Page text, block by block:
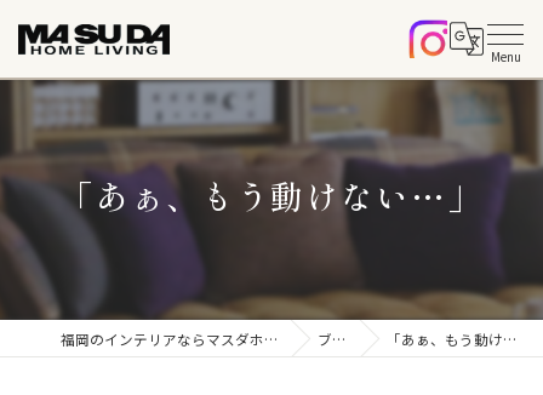
「あぁ、もう動けない…」
福岡のインテリアならマスダホームリビング ブログ 「あぁ、もう動けない…」